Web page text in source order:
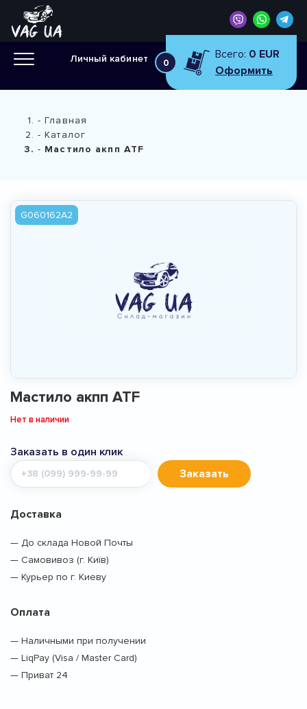
Личный кабинет 0
Всего: 0 EUR
Оформить
Главная
Каталог
Мастило акпп ATF
G060162A2
Мастило акпп ATF
Нет в наличии
Заказать в один клик
Мобильный
телефон
Заказать
Доставка
— До склада Новой Почты
— Самовивоз (г. Київ)
— Курьер по г. Киеву
Оплата
— Наличными при получении
— LiqPay (Visa / Master Card)
— Приват 24